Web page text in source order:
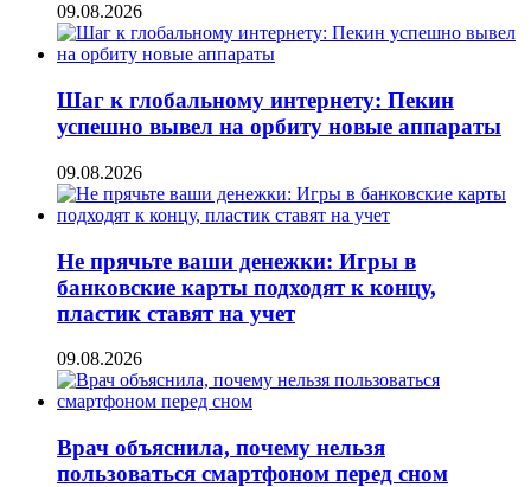
09.08.2026
Шаг к глобальному интернету: Пекин
успешно вывел на орбиту новые аппараты
09.08.2026
Не прячьте ваши денежки: Игры в
банковские карты подходят к концу,
пластик ставят на учет
09.08.2026
Врач объяснила, почему нельзя
пользоваться смартфоном перед сном